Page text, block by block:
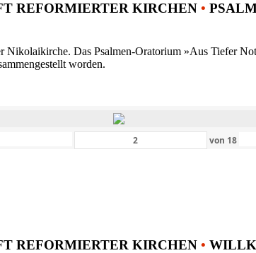
REFORMIERTER KIRCHEN •
Das Psalmen-Oratorium »Aus Tiefer
worden.
von 18
REFORMIERTER KIRCHEN •